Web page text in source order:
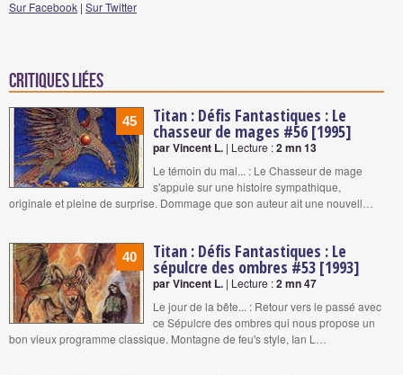
Sur Facebook | Sur Twitter
Critiques liées
45 Titan : Défis Fantastiques : Le
chasseur de mages #56 [1995]
par Vincent L. | Lecture :2 mn 13
Le témoin du mal... : Le Chasseur de mage
s'appuie sur une histoire sympathique,
originale et pleine de surprise. Dommage que son auteur ait une nouvell…
40 Titan : Défis Fantastiques : Le
sépulcre des ombres #53 [1993]
par Vincent L. | Lecture :2 mn 47
Le jour de la bête... : Retour vers le passé avec
ce Sépulcre des ombres qui nous propose un
bon vieux programme classique. Montagne de feu's style, Ian L…